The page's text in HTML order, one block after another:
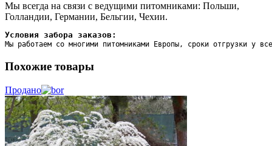
Мы всегда на связи с ведущими питомниками: Польши,
Голландии, Германии, Бельгии, Чехии.
Условия забора заказов:
Мы работаем со многими питомниками Европы, сроки отгрузки у
Похожие товары
Продано